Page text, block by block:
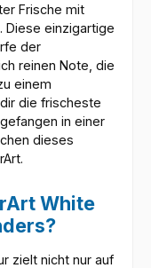
Frische mit
Diese einzigartige
der
reinen Note, die
einem
die frischeste
in einer
dieses
White
zielt nicht nur auf